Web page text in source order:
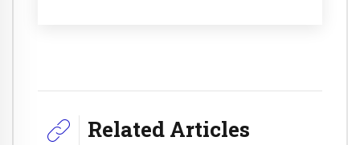
Related Articles